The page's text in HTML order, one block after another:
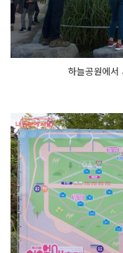
하늘공원에